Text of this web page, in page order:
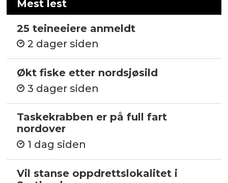
Mest lest
25 teineeiere anmeldt
2 dager siden
Økt fiske etter nordsjøsild
3 dager siden
Taskekrabben er på full fart
nordover
1 dag siden
Vil stanse oppdrettslokalitet i